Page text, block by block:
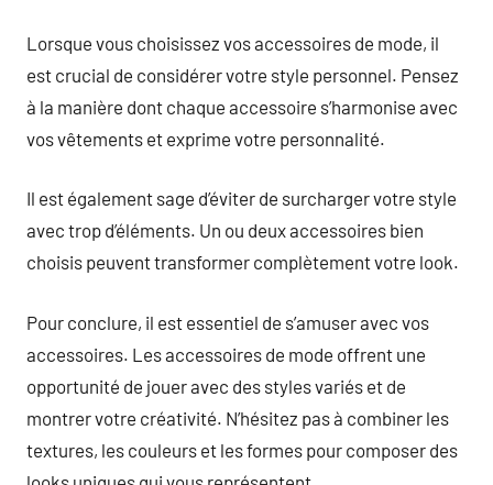
Lorsque vous choisissez vos accessoires de mode, il
est crucial de considérer votre style personnel. Pensez
à la manière dont chaque accessoire s’harmonise avec
vos vêtements et exprime votre personnalité.
Il est également sage d’éviter de surcharger votre style
avec trop d’éléments. Un ou deux accessoires bien
choisis peuvent transformer complètement votre look.
Pour conclure, il est essentiel de s’amuser avec vos
accessoires. Les accessoires de mode offrent une
opportunité de jouer avec des styles variés et de
montrer votre créativité. N’hésitez pas à combiner les
textures, les couleurs et les formes pour composer des